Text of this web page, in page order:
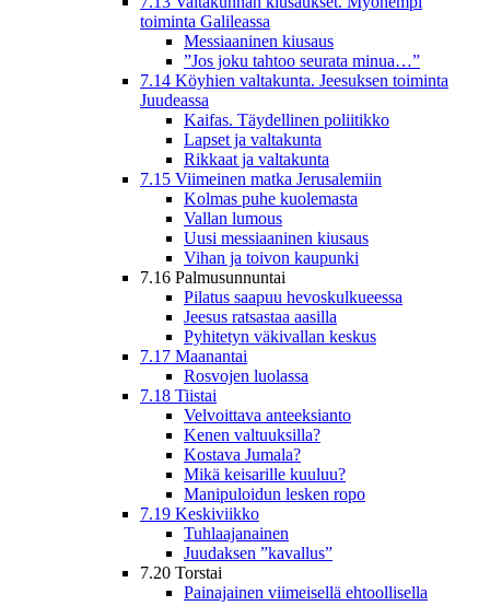
toiminta Galileassa
Messiaaninen kiusaus
”Jos joku tahtoo seurata minua…”
7.14 Köyhien valtakunta. Jeesuksen toiminta
Juudeassa
Kaifas. Täydellinen poliitikko
Lapset ja valtakunta
Rikkaat ja valtakunta
7.15 Viimeinen matka Jerusalemiin
Kolmas puhe kuolemasta
Vallan lumous
Uusi messiaaninen kiusaus
Vihan ja toivon kaupunki
7.16 Palmusunnuntai
Pilatus saapuu hevoskulkueessa
Jeesus ratsastaa aasilla
Pyhitetyn väkivallan keskus
7.17 Maanantai
Rosvojen luolassa
7.18 Tiistai
Velvoittava anteeksianto
Kenen valtuuksilla?
Kostava Jumala?
Mikä keisarille kuuluu?
Manipuloidun lesken ropo
7.19 Keskiviikko
Tuhlaajanainen
Juudaksen ”kavallus”
7.20 Torstai
Painajainen viimeisellä ehtoollisella